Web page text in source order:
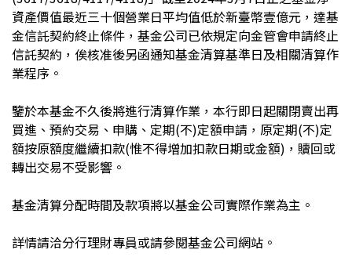
資產價值最近三十個營業日平均值低於新臺幣壹億元，達基
金信託契約終止條件，基金公司已依規定向金管會申請終止
信託契約，俟核准後另函通知基金清算基準日及相關清算作
業程序。
鑒於本基金不久後將進行清算作業，本行即日起關閉賣出再
買進、預約交易、申購、定期(不)定額申請，原定期(不)定
額按原額度繼續扣款(惟不得增加扣款日期或金額)，贖回或
轉出交易不受影響。
基金清算分配時間及款項將以基金公司實際作業為主。
詳情請洽分行理財專員或請參閱基金公司網站。